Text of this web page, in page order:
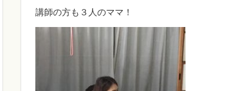
講師の方も３人のママ！